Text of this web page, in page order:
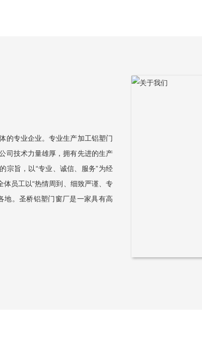
的专业企业。专业生产加工铝塑门
司技术力量雄厚，拥有先进的生产
宗旨，以“专业、诚信、服务”为经
体员工以“热情周到、细致严谨、专
地。圣桥铝塑门窗厂是一家具有高